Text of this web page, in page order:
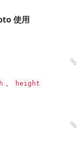
使用
、 height